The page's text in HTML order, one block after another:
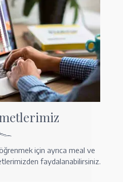
için ayrıca meal ve
faydalanabilirsiniz.